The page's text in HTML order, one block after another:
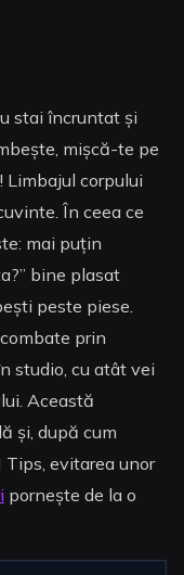
stai încruntat și
mișcă-te pe
Limbajul corpului
În ceea ce
mai puțin
bine plasat
peste piese.
prin
studio, cu atât vei
Această
și, după cum
evitarea unor
pornește de la o